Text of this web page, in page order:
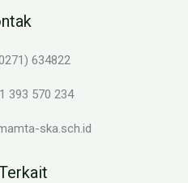
634822
393 570 234
ska.sch.id